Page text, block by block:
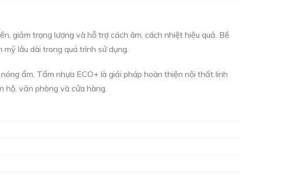
giảm trọng lượng và hỗ trợ cách âm, cách nhiệt hiệu quả. Bề
lâu dài trong quá trình sử dụng.
ẩm. Tấm nhựa ECO+ là giải pháp hoàn thiện nội thất linh
hộ, văn phòng và cửa hàng.